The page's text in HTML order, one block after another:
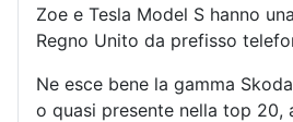
Zoe e Tesla Model S hanno
Regno Unito da prefisso
Ne esce bene la gamma
o quasi presente nella top 20,